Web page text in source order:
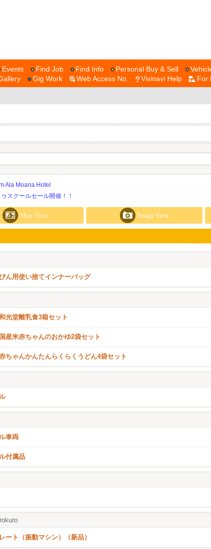
Events Find Job Find Info Personal Buy & Sell
Gig Work Web Access No. Vivinavi Help For
Ala Moana Hotel
スクールセール開催！！
Map View Image View
ん用使い捨てインナーバッグ
光堂離乳食3箱セット
産米赤ちゃんのおかゆ2袋セット
ちゃんかんたんらくらくうどん4袋セット
車両
付属品
ート（振動マシン）（新品）